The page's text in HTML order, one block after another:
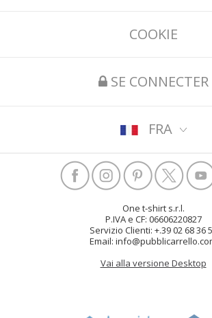
COOKIE
SE CONNECTER
FRA
One t-shirt s.r.l.
P.IVA e CF: 06606220827
Servizio Clienti: +.39 02 68 36
Email:
Vai alla versione Desktop